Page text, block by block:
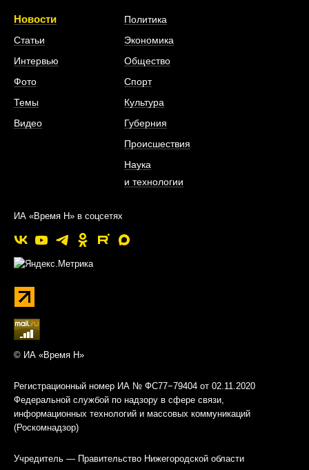
Новости
Статьи
Интервью
Фото
Темы
Видео
Политика
Экономика
Общество
Спорт
Культура
Губерния
Происшествия
Наука
и технологии
ИА «Время Н» в соцсетях
© ИА «Время Н»
Регистрационный номер ИА № ФС77−79404 от 02.11.2020
Федеральной службой по надзору в сфере связи,
информационных технологий и массовых коммуникаций
(Роскомнадзор)
Учредитель — Правительство Нижегородской области